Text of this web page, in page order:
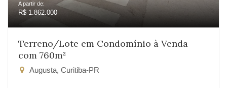
A partir de:
R$ 1.862.000
Terreno/Lote em Condomínio à Venda
com 760m²
Augusta, Curitiba-PR